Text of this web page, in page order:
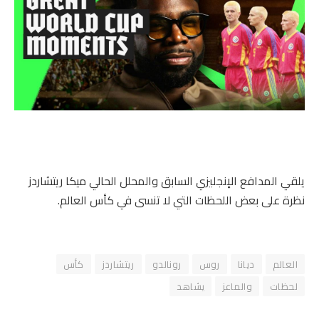
يلقي المدافع الإنجليزي السابق والمحلل الحالي ميكا ريتشاردز
نظرة على بعض اللحظات التي لا تنسى في كأس العالم.
العالم ديانا روس رونالدو ريتشاردز
كأس
لحظات
والماعز يشاهد